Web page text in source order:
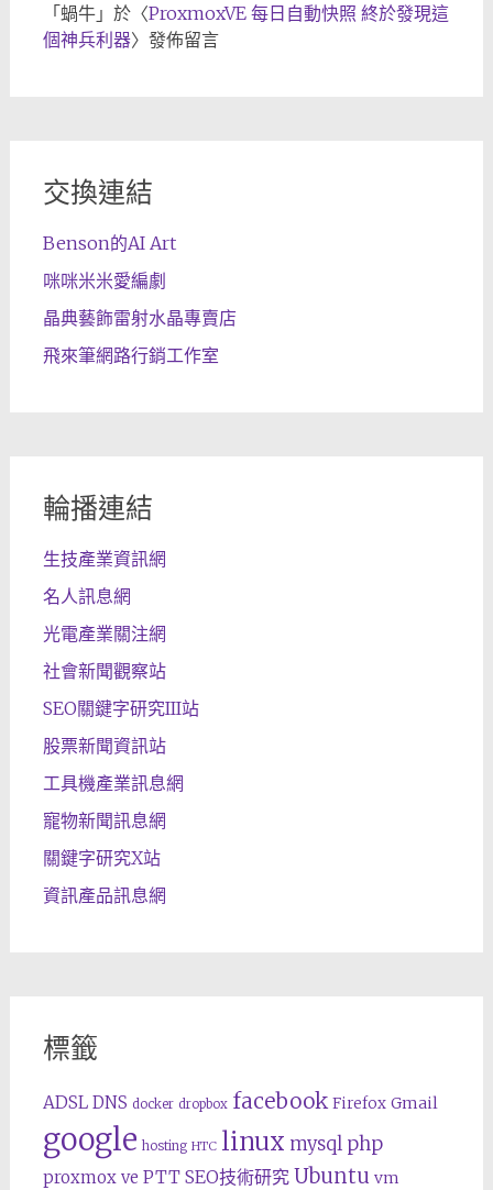
「蝸牛」於〈ProxmoxVE 每日自動快照 終於發現這
個神兵利器〉發佈留言
交換連結
Benson的AI Art
咪咪米米愛編劇
晶典藝飾雷射水晶專賣店
飛來筆網路行銷工作室
輪播連結
生技產業資訊網
名人訊息網
光電產業關注網
社會新聞觀察站
SEO關鍵字研究III站
股票新聞資訊站
工具機產業訊息網
寵物新聞訊息網
關鍵字研究X站
資訊產品訊息網
標籤
ADSL DNS docker dropbox facebook Firefox Gmail
google hosting HTC linux mysql php
proxmox ve PTT SEO技術研究 Ubuntu vm